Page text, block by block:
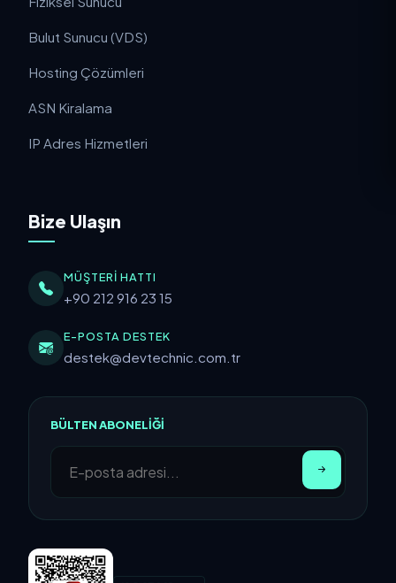
Bulut Sunucu (VDS)
Hosting Çözümleri
ASN Kiralama
IP Adres Hizmetleri
Bize Ulaşın
MÜŞTERI HATTI
+90 212 916 23 15
E-POSTA DESTEK
destek@devtechnic.com.tr
BÜLTEN ABONELIĞI